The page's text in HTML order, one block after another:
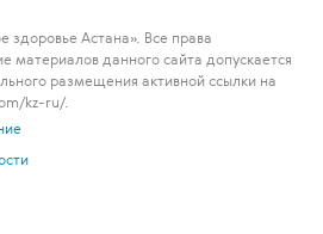
здоровье Астана». Все права
материалов данного сайта допускается
размещения активной ссылки на
kz-ru/.